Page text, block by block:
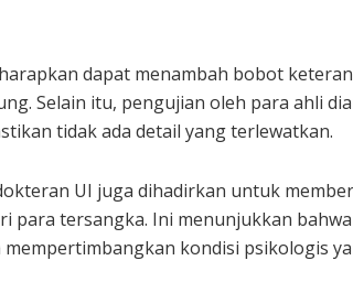
dapat menambah bobot
Selain itu, pengujian oleh para ahli
tidak ada detail yang terlewatkan.
UI juga dihadirkan untuk
para tersangka. Ini menunjukkan
kondisi psikologis